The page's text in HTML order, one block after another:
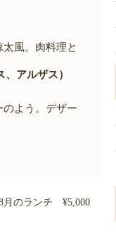
風。肉料理と
アルザス）
よう。デザー
月のランチ ¥5,000